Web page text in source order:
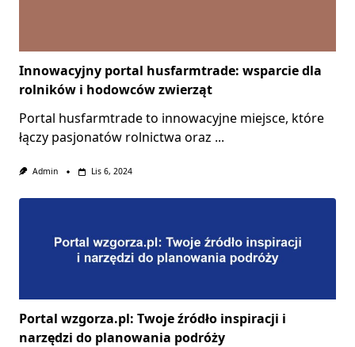
Innowacyjny portal husfarmtrade: wsparcie dla
rolników i hodowców zwierząt
Portal husfarmtrade to innowacyjne miejsce, które
łączy pasjonatów rolnictwa oraz ...
Admin Lis 6, 2024
Portal wzgorza.pl: Twoje źródło inspiracji i
narzędzi do planowania podróży